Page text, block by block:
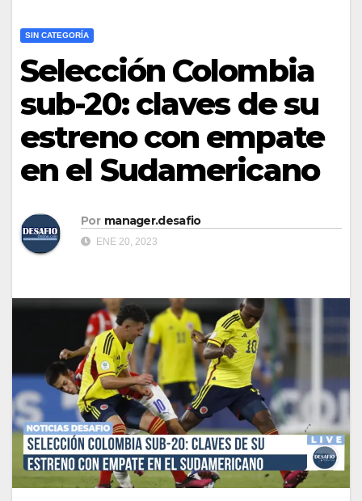
SIN CATEGORÍA
Selección Colombia
sub-20: claves de su
estreno con empate
en el Sudamericano
Por manager.desafio
ENE 20, 2023